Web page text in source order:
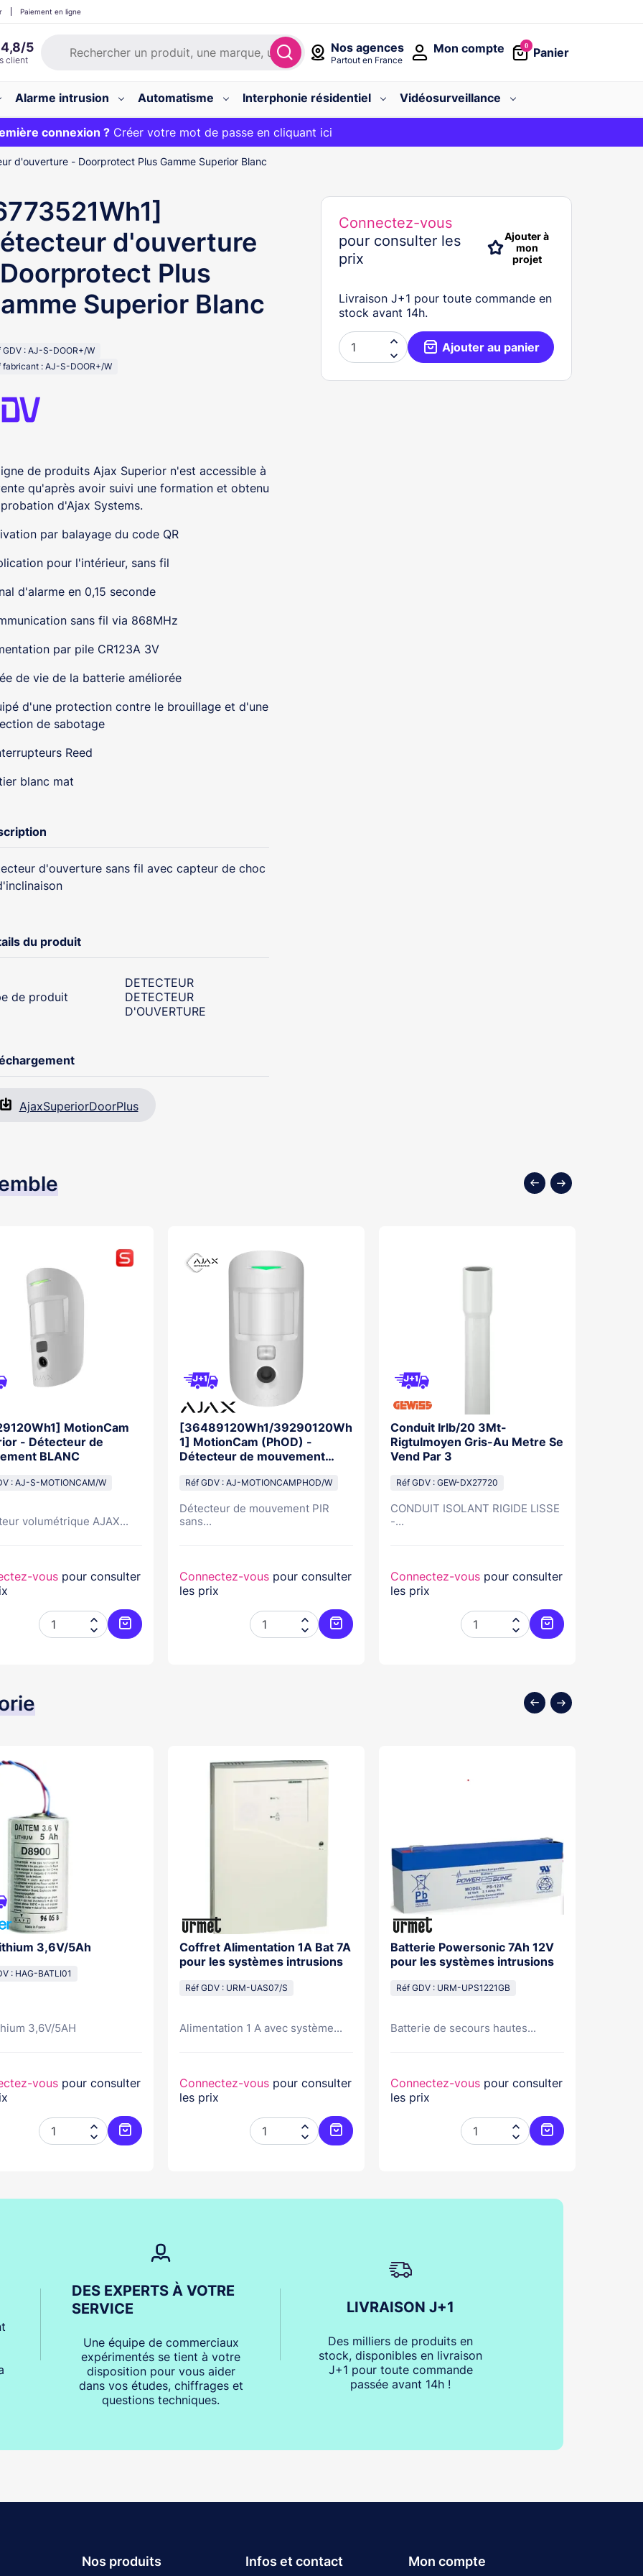
Nos agences
Partout en France
0
Panier
Mon compte
Paiement en ligne
Alarme intrusion Automatisme Interphonie résidentiel
Vidéosurveillance
OFFERT sur votre panier et livraison 24/48h gratuite avec le code
connexion ?Créer votre mot de passe en cliquant ici
:
d'ouverture - Doorprotect Plus Gamme Superior Blanc
d'ouverture
Plus
Superior Blanc
GDV : AJ-S-DOOR+/W
fabricant : AJ-S-DOOR+/W
de produits Ajax Superior n'est accessible à
qu'après avoir suivi une formation et obtenu
d'Ajax Systems.
par balayage du code QR
pour l'intérieur, sans fil
d'alarme en 0,15 seconde
sans fil via 868MHz
par pile CR123A 3V
de vie de la batterie améliorée
d'une protection contre le brouillage et d'une
de sabotage
Reed
blanc mat
d'ouverture sans fil avec capteur de choc
du produit
de produit
DETECTEUR
DETECTEUR
D'OUVERTURE
AjaxSuperiorDoorPlus
Connectez-vous
pour consulter les
prix
Ajouter à
mon
projet
Livraison J+1 pour toute commande en
stock avant 14h.

 Ajouter au panier
MotionCam
- Détecteur de
BLANC
: AJ-S-MOTIONCAM/W
volumétrique AJAX...
vous pour consulter


Ajouter au panier
[36489120Wh1/39290120Wh
1] MotionCam (PhOD) -
Détecteur de mouvement
Réf GDV : AJ-MOTIONCAMPHOD/W
Détecteur de mouvement PIR
sans...
Connectez-vous pour consulter
les prix


Ajouter au panier
Conduit Irlb/20 3Mt-
Rigtulmoyen Gris-Au Metre Se
Vend Par 3
Réf GDV : GEW-DX27720
CONDUIT ISOLANT RIGIDE LISSE
-...
Connectez-vous pour consulter
les prix


Ajouter au panier
3,6V/5Ah
: HAG-BATLI01
3,6V/5AH
vous pour consulter


Ajouter au panier
Coffret Alimentation 1A Bat 7A
pour les systèmes intrusions
Réf GDV : URM-UAS07/S
Alimentation 1 A avec système...
Connectez-vous pour consulter
les prix


Ajouter au panier
Batterie Powersonic 7Ah 12V
pour les systèmes intrusions
Réf GDV : URM-UPS1221GB
Batterie de secours hautes...
Connectez-vous pour consulter
les prix


Ajouter au panier
DES EXPERTS À VOTRE
SERVICE
Une équipe de commerciaux
expérimentés se tient à votre
disposition pour vous aider
dans vos études, chiffrages et
questions techniques.
LIVRAISON J+1
Des milliers de produits en
stock, disponibles en livraison
J+1 pour toute commande
passée avant 14h !
Nos produits Infos et contact Mon compte